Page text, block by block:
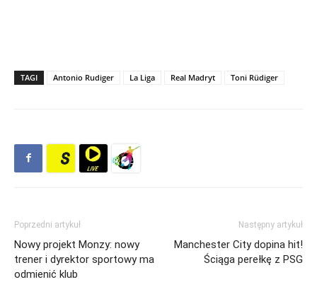
TAGI Antonio Rudiger La Liga Real Madryt Toni Rüdiger
Poprzedni artykuł
Nowy projekt Monzy: nowy
trener i dyrektor sportowy ma
odmienić klub
Następny artykuł
Manchester City dopina hit!
Ściąga perełkę z PSG